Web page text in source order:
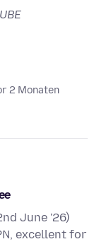
2 Monaten
June '26)
excellent for